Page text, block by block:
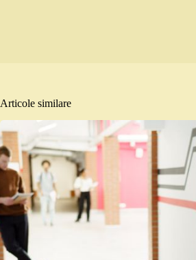
Articole similare